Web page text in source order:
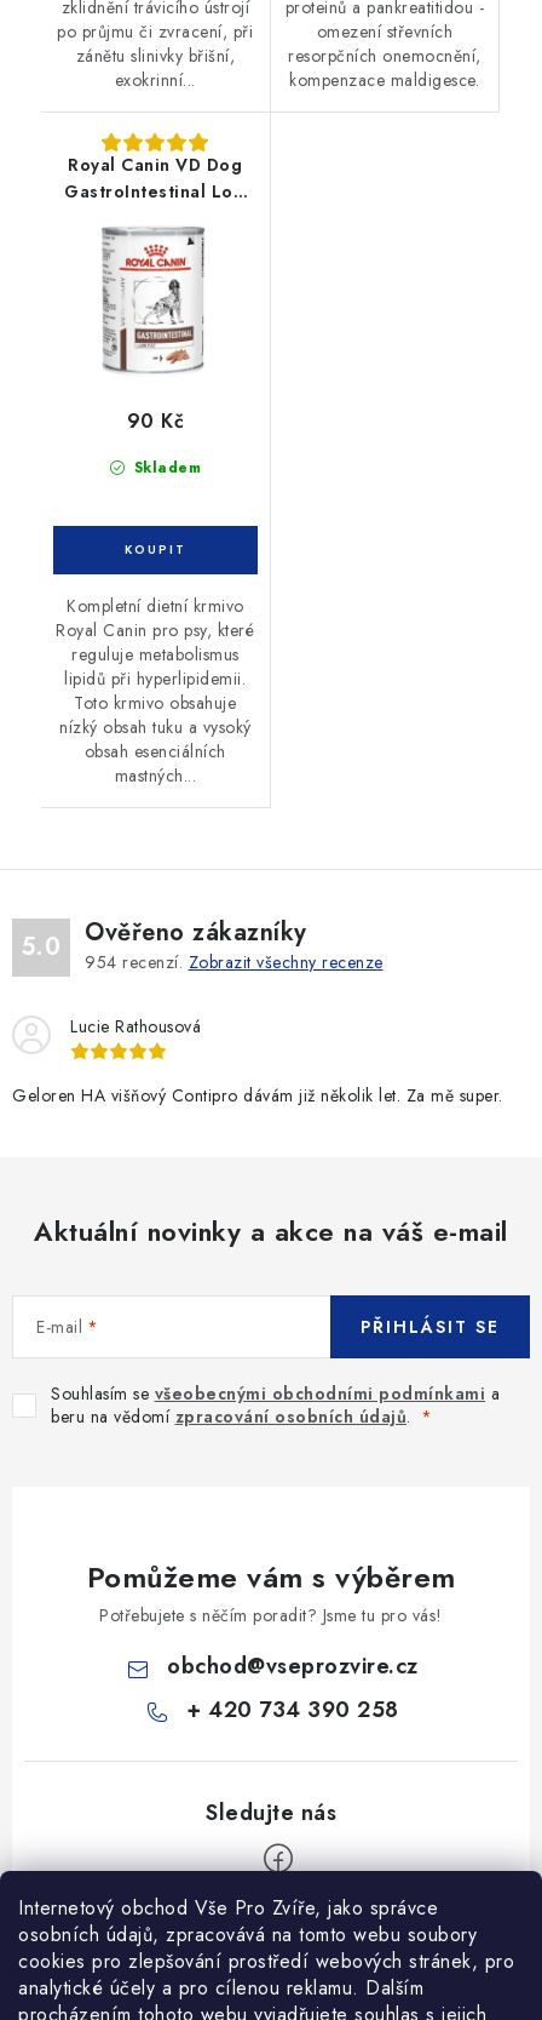
Internetový obchod Vše Pro Zvíře, jako správce
osobních údajů, zpracovává na tomto webu soubory
cookies pro zlepšování prostředí webových stránek, pro
analytické účely a pro cílenou reklamu. Dalším
zklidnění trávicího ústrojí
po průjmu či zvracení, při
zánětu slinivky břišní,
exokrinní...
proteinů a pankreatitidou -
omezení střevních
resorpčních onemocnění,
kompenzace maldigesce.
Royal Canin VD Dog
GastroIntestinal Low
Skladem
90 Kč
Kompletní dietní krmivo
Royal Canin pro psy, které
reguluje metabolismus
lipidů při hyperlipidemii.
Toto krmivo obsahuje
nízký obsah tuku a vysoký
obsah esenciálních
mastných...
5.0 Ověřeno zákazníky
954 recenzí. Zobrazit všechny recenze
Lucie Rathousová
Geloren HA višňový Contipro dávám již několik let. Za mě super.
Aktuální novinky a akce na váš e-mail
E-mail
Souhlasím se všeobecnými obchodními podmínkami a
beru na vědomí zpracování osobních údajů.
PŘIHLÁSIT SE
Pomůžeme vám s výběrem
Potřebujete s něčím poradit? Jsme tu pro vás!
obchod@vseprozvire.cz
+ 420 734 390 258
Informace pro Vás